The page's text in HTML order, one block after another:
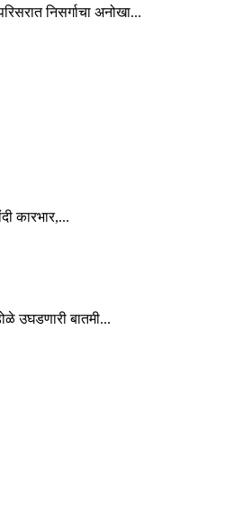
निसर्गाचा अनोखा...
कारभार,...
उघडणारी बातमी...